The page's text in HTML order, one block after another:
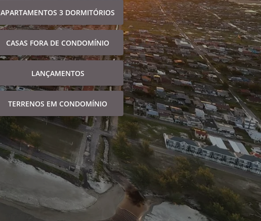
APARTAMENTOS 3 DORMITÓRIOS
CASAS FORA DE CONDOMÍNIO
LANÇAMENTOS
TERRENOS EM CONDOMÍNIO